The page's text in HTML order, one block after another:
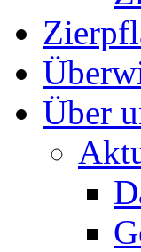
Über